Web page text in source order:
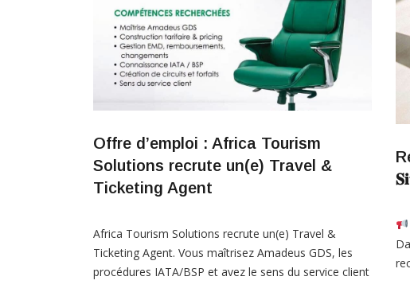
Offre d’emploi : Africa Tourism
Solutions recrute un(e) Travel &
Ticketing Agent
Africa Tourism Solutions recrute un(e) Travel &
Ticketing Agent. ​Vous maîtrisez Amadeus GDS, les
procédures IATA/BSP et avez le sens du service client